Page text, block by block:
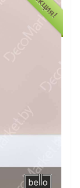
Акция!